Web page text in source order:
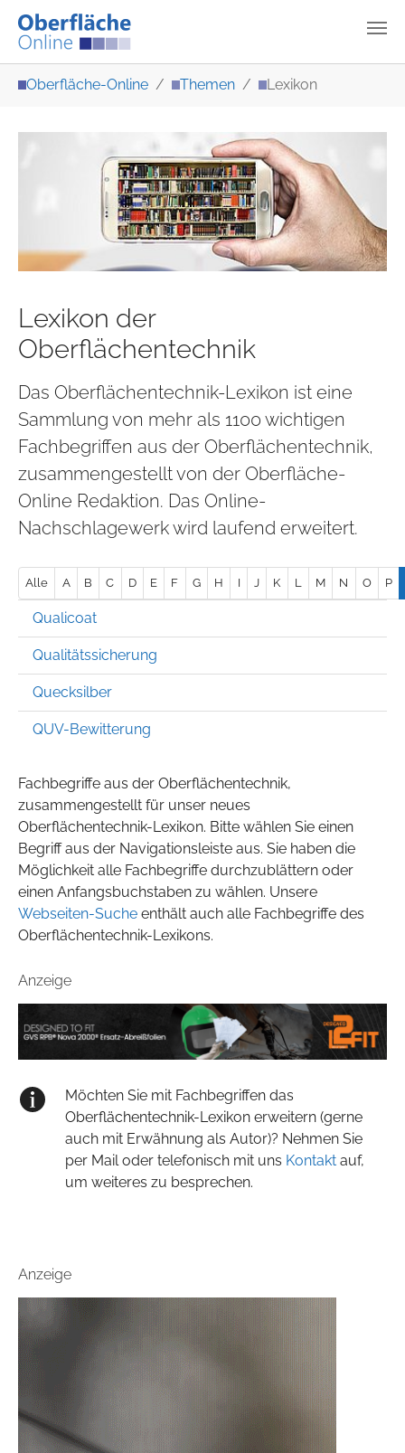
Oberfläche-Online Themen Lexikon
Lexikon der
Oberflächentechnik
Das Oberflächentechnik-Lexikon ist eine
Sammlung von mehr als 1100 wichtigen
Fachbegriffen aus der Oberflächentechnik,
zusammengestellt von der Oberfläche-
Online Redaktion. Das Online-
Nachschlagewerk wird laufend erweitert.
Alle A B C D E F G H I J K L M N O P
Qualicoat
Qualitätssicherung
Quecksilber
QUV-Bewitterung
Fachbegriffe aus der Oberflächentechnik,
zusammengestellt für unser neues
Oberflächentechnik-Lexikon. Bitte wählen Sie einen
Begriff aus der Navigationsleiste aus. Sie haben die
Möglichkeit alle Fachbegriffe durchzublättern oder
einen Anfangsbuchstaben zu wählen. Unsere
Webseiten-Suche enthält auch alle Fachbegriffe des
Oberflächentechnik-Lexikons.
Anzeige
Möchten Sie mit Fachbegriffen das
Oberflächentechnik-Lexikon erweitern (gerne
auch mit Erwähnung als Autor)? Nehmen Sie
per Mail oder telefonisch mit uns Kontakt auf,
um weiteres zu besprechen.
Anzeige